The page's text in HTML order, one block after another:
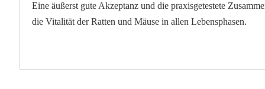
Eine äußerst gute Akzeptanz und die praxisgetestete
die Vitalität der Ratten und Mäuse in allen Lebensphasen.